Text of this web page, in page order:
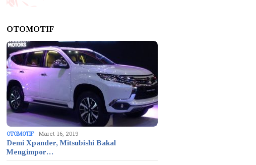
OTOMOTIF
OTOMOTIF Maret 16, 2019
Demi Xpander, Mitsubishi Bakal
Mengimpor…